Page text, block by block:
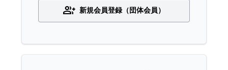
group_add 新規会員登録（団体会員）